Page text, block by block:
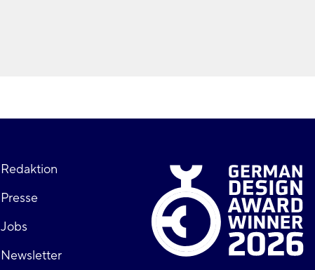
Fußzeile
rechts
Redaktion
Presse
Jobs
Newsletter